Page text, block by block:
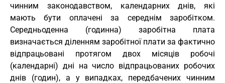
чинним законодавством, календарних днів, які
мають бути оплачені за середнім заробітком.
Середньоденна (годинна) заробітна плата
визначається діленням заробітної плати за фактично
відпрацьовані протягом двох місяців робочі
(календарні) дні на число відпрацьованих робочих
днів (годин), а у випадках, передбачених чинним